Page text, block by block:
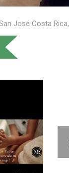
José Costa Rica,